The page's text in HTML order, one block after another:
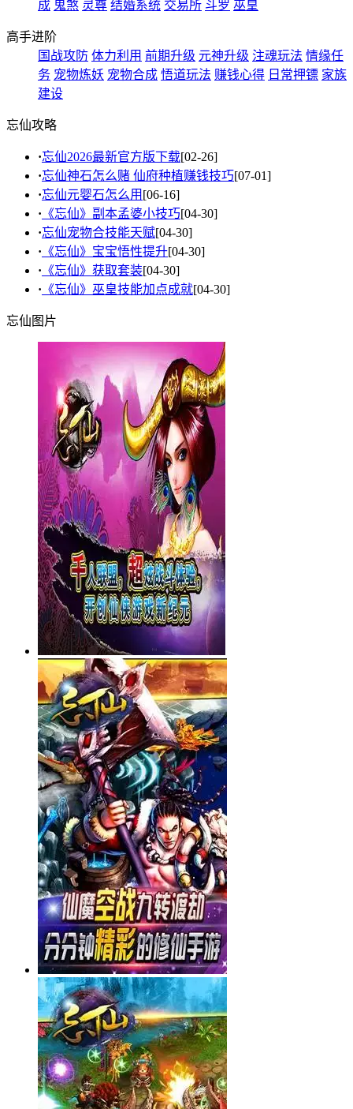
成 鬼煞 灵尊 结婚系统 交易所 斗罗 巫皇
高手进阶
国战攻防 体力利用 前期升级 元神升级 注魂玩法 情缘任
务 宠物炼妖 宠物合成 悟道玩法 赚钱心得 日常押镖 家族
建设
忘仙攻略
·忘仙2026最新官方版下载[02-26]
·忘仙神石怎么赌 仙府种植赚钱技巧[07-01]
·忘仙元婴石怎么用 [06-16]
· 《忘仙》副本孟婆小技巧[04-30]
·忘仙宠物合技能天赋[04-30]
· 《忘仙》宝宝悟性提升[04-30]
· 《忘仙》获取套装[04-30]
· 《忘仙》巫皇技能加点成就[04-30]
忘仙图片